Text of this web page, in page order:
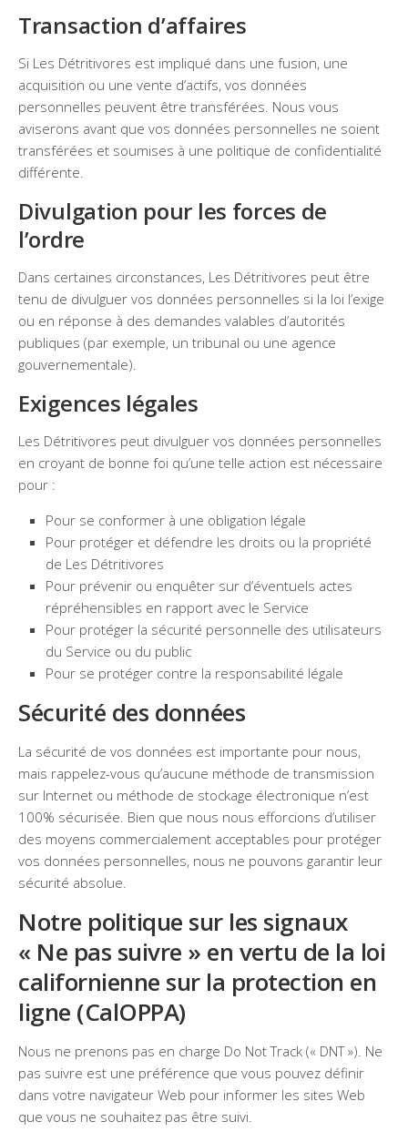
Transaction d’affaires
Si Les Détritivores est impliqué dans une fusion, une
acquisition ou une vente d’actifs, vos données
personnelles peuvent être transférées. Nous vous
aviserons avant que vos données personnelles ne soient
transférées et soumises à une politique de confidentialité
différente.
Divulgation pour les forces de
l’ordre
Dans certaines circonstances, Les Détritivores peut être
tenu de divulguer vos données personnelles si la loi l’exige
ou en réponse à des demandes valables d’autorités
publiques (par exemple, un tribunal ou une agence
gouvernementale).
Exigences légales
Les Détritivores peut divulguer vos données personnelles
en croyant de bonne foi qu’une telle action est nécessaire
pour :
Pour se conformer à une obligation légale
Pour protéger et défendre les droits ou la propriété
de Les Détritivores
Pour prévenir ou enquêter sur d’éventuels actes
répréhensibles en rapport avec le Service
Pour protéger la sécurité personnelle des utilisateurs
du Service ou du public
Pour se protéger contre la responsabilité légale
Sécurité des données
La sécurité de vos données est importante pour nous,
mais rappelez-vous qu’aucune méthode de transmission
sur Internet ou méthode de stockage électronique n’est
100% sécurisée. Bien que nous nous efforcions d’utiliser
des moyens commercialement acceptables pour protéger
vos données personnelles, nous ne pouvons garantir leur
sécurité absolue.
Notre politique sur les signaux
« Ne pas suivre » en vertu de la loi
californienne sur la protection en
ligne (CalOPPA)
Nous ne prenons pas en charge Do Not Track (« DNT »). Ne
pas suivre est une préférence que vous pouvez définir
dans votre navigateur Web pour informer les sites Web
que vous ne souhaitez pas être suivi.